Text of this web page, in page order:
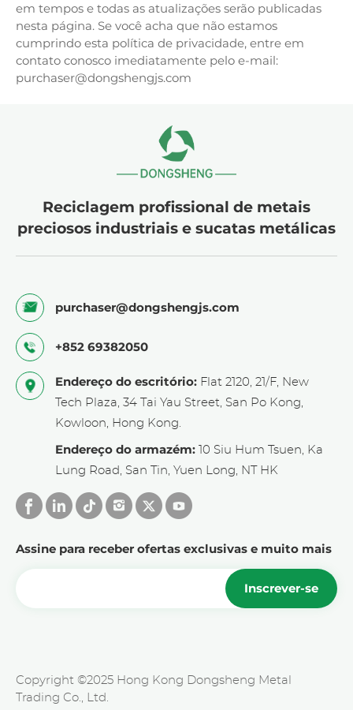
em tempos e todas as atualizações serão publicadas
nesta página. Se você acha que não estamos
cumprindo esta política de privacidade, entre em
contato conosco imediatamente pelo e-mail:
purchaser@dongshengjs.com
Reciclagem profissional de metais
preciosos industriais e sucatas metálicas
purchaser@dongshengjs.com
+852 69382050
Endereço do escritório: Flat 2120, 21/F, New
Tech Plaza, 34 Tai Yau Street, San Po Kong,
Kowloon, Hong Kong.
Endereço do armazém: 10 Siu Hum Tsuen, Ka
Lung Road, San Tin, Yuen Long, NT HK
Assine para receber ofertas exclusivas e muito mais
Inscrever-se
Copyright ©2025 Hong Kong Dongsheng Metal
Trading Co., Ltd.